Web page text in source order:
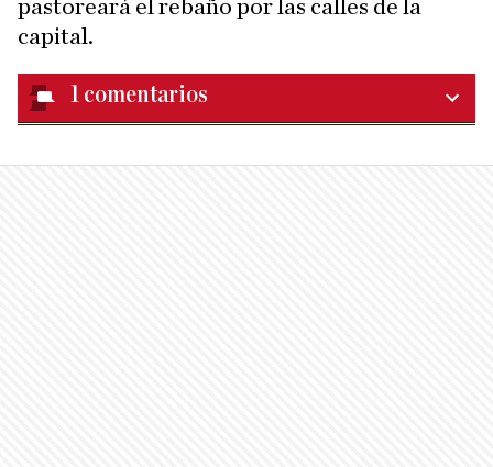
pastoreará el rebaño por las calles de la
capital.
1 comentarios